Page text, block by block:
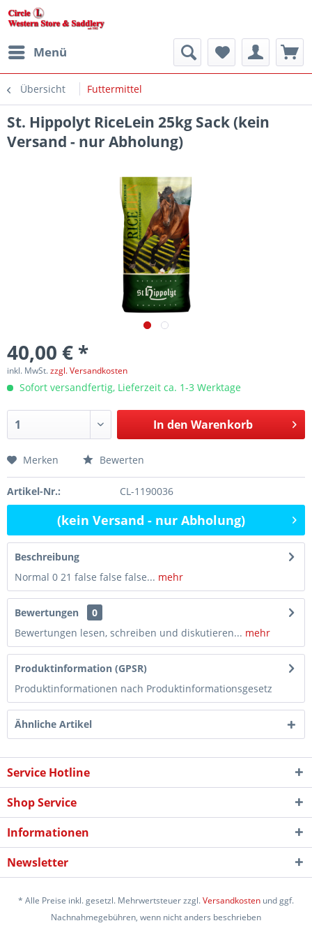
Menü
Übersicht Futtermittel
St. Hippolyt RiceLein 25kg Sack (kein
Versand - nur Abholung)
40,00 € *
inkl. MwSt.zzgl. Versandkosten
Sofort versandfertig, Lieferzeit ca. 1-3 Werktage
In den Warenkorb
Merken Bewerten
Artikel-Nr.: CL-1190036
(kein Versand - nur Abholung)
Beschreibung
Normal 0 21 false false false... mehr
Bewertungen
0
Bewertungen lesen, schreiben und diskutieren... mehr
Produktinformation (GPSR)
Produktinformationen nach Produktinformationsgesetz
Ähnliche Artikel
Service Hotline
Shop Service
Informationen
Newsletter
* Alle Preise inkl. gesetzl. Mehrwertsteuer zzgl.Versandkosten und ggf.
Nachnahmegebühren, wenn nicht anders beschrieben